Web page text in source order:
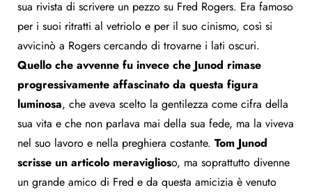
sua rivista di scrivere un pezzo su Fred Rogers. Era famoso
per i suoi ritratti al vetriolo e per il suo cinismo, così si
avvicinò a Rogers cercando di trovarne i lati oscuri.
Quello che avvenne fu invece che Junod rimase
progressivamente affascinato da questa figura
luminosa, che aveva scelto la gentilezza come cifra della
sua vita e che non parlava mai della sua fede, ma la viveva
nel suo lavoro e nella preghiera costante. Tom Junod
scrisse un articolo meraviglioso, ma soprattutto divenne
un grande amico di Fred e da questa amicizia è venuto